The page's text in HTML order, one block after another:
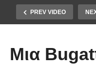
PREV VIDEO
Μια